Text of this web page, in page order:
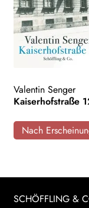
Valentin Senger
Kaiserhofstraße
Nach
SCHÖFFLING &